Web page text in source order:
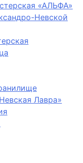
«АЛЬФА»
Невской
Лавра»